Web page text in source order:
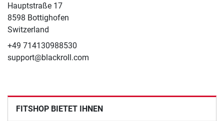
Hauptstraße 17
8598 Bottighofen
Switzerland
+49 714130988530
support@blackroll.com
FITSHOP BIETET IHNEN